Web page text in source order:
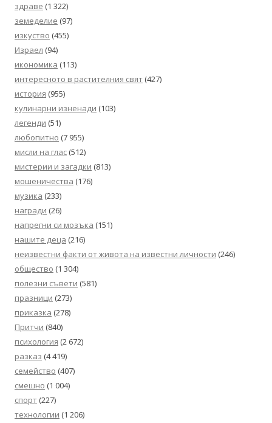
здраве (1 322)
земеделие (97)
изкуство (455)
Израел (94)
икономика (113)
интересното в растителния свят (427)
история (955)
кулинарни изненади (103)
легенди (51)
любопитно (7 955)
мисли на глас (512)
мистерии и загадки (813)
мошеничества (176)
музика (233)
награди (26)
напрегни си мозъка (151)
нашите деца (216)
неизвестни факти от живота на известни личности (246)
общество (1 304)
полезни съвети (581)
празници (273)
приказка (278)
Притчи (840)
психология (2 672)
разказ (4 419)
семейство (407)
смешно (1 004)
спорт (227)
технологии (1 206)